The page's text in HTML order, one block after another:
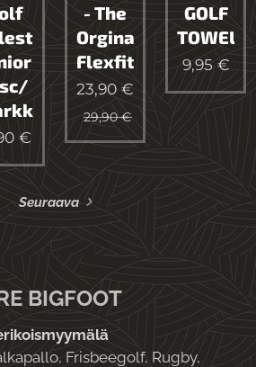
€
- The
Orginal
Flexfit
23,90 €
29,90€
GOLF
TOWEL
9,95€
Seuraava
BIGFOOT
Frisbeegolf, Rugby,